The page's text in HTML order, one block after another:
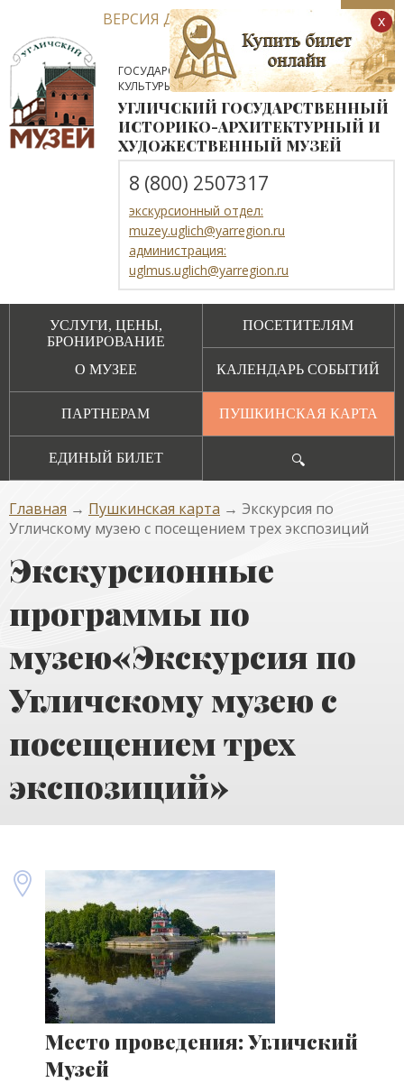
ВЕРСИЯ ДЛЯ СЛАБОВИДЯЩИХ
ГОСУДАРСТВЕННОЕ АВТОНОМНОЕ УЧРЕЖДЕНИЕ
КУЛЬТУРЫ ЯРОСЛАВСКОЙ ОБЛАСТИ
УГЛИЧСКИЙ ГОСУДАРСТВЕННЫЙ
ИСТОРИКО-АРХИТЕКТУРНЫЙ И
ХУДОЖЕСТВЕННЫЙ МУЗЕЙ
8 (800) 2507317
экскурсионный отдел:
muzey.uglich@yarregion.ru
администрация:
uglmus.uglich@yarregion.ru
УСЛУГИ, ЦЕНЫ,
БРОНИРОВАНИЕ
ПОСЕТИТЕЛЯМ
О МУЗЕЕ КАЛЕНДАРЬ СОБЫТИЙ
ПАРТНЕРАМ ПУШКИНСКАЯ КАРТА
ЕДИНЫЙ БИЛЕТ 🔍
Главная → Пушкинская карта → Экскурсия по
Угличскому музею с посещением трех экспозиций
Экскурсионные
программы по
музею«Экскурсия по
Угличскому музею с
посещением трех
экспозиций»
Место проведения: Угличский
Музей
x